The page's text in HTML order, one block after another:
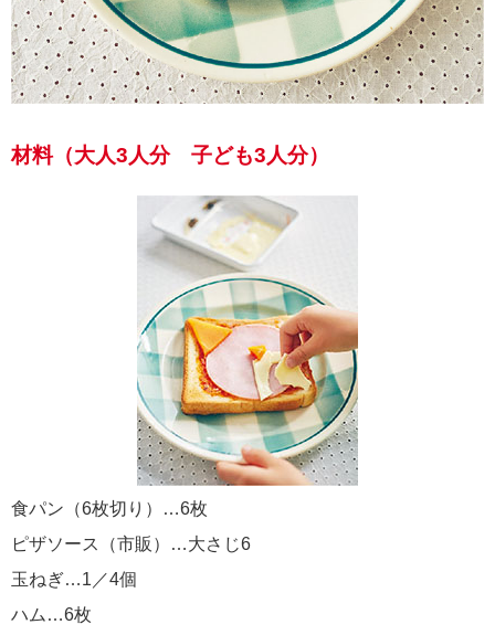
材料（大人3人分 子ども3人分）
食パン（6枚切り）…6枚
ピザソース（市販）…大さじ6
玉ねぎ…1／4個
ハム…6枚